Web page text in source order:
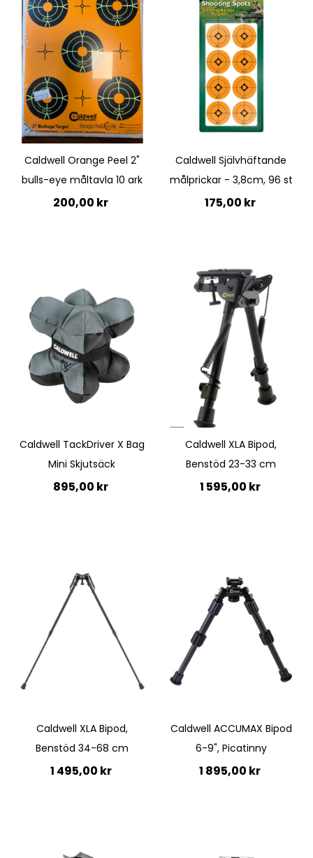
Quickview
Quickview
Caldwell Orange Peel 2"
bulls-eye måltavla 10 ark
200,00 kr
Quickview
Caldwell Självhäftande
målprickar - 3,8cm, 96 st
175,00 kr
Quickview
Caldwell TackDriver X Bag
Mini Skjutsäck
895,00 kr
Quickview
Caldwell XLA Bipod,
Benstöd 23-33 cm
1 595,00 kr
Quickview
Caldwell XLA Bipod,
Benstöd 34-68 cm
1 495,00 kr
Caldwell ACCUMAX Bipod
6-9", Picatinny
1 895,00 kr